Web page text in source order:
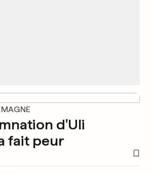
d'Uli
fait peur